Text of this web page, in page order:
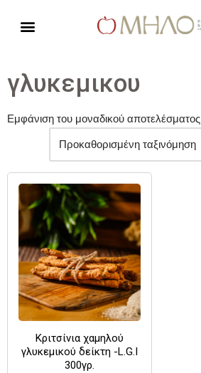
περιεχόμενο
γλυκεμικου
Εμφάνιση του μοναδικού αποτελέσματος
Κριτσίνια χαμηλού
γλυκεμικού δείκτη -L.G.I
300γρ.